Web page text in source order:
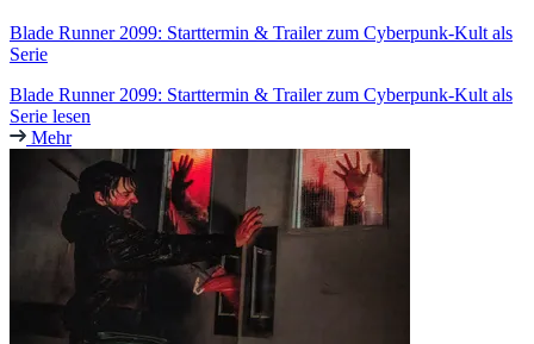
Blade Runner 2099: Starttermin & Trailer zum Cyberpunk-Kult als
Serie
Blade Runner 2099: Starttermin & Trailer zum Cyberpunk-Kult als
Serie lesen
Mehr